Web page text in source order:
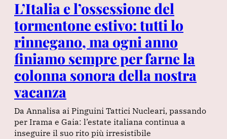
L’Italia e l’ossessione del
tormentone estivo: tutti lo
rinnegano, ma ogni anno
finiamo sempre per farne la
colonna sonora della nostra
vacanza
Da Annalisa ai Pinguini Tattici Nucleari, passando
per Irama e Gaia: l’estate italiana continua a
inseguire il suo rito più irresistibile